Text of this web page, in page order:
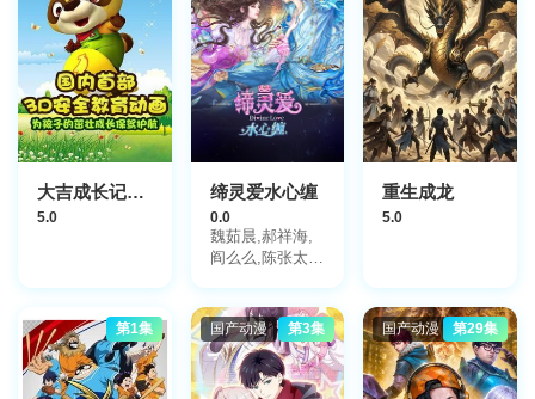
优子,岩居由希
子,大谷育江,高
木涉,高岛雅罗,
堀之纪,立木文
彦,小山茉美,三
石琴乃,置鲇龙太
郎,日高法子,池
田秀一,古谷彻
大吉成长记第二部
5.0
缔灵爱水心缠
0.0
魏茹晨,郝祥海,
阎么么,陈张太
林柏青,陆庚宜,
图特哈蒙,金琪
重生成龙
5.0
第1集 国产动漫 第3集 国产动漫 第29集